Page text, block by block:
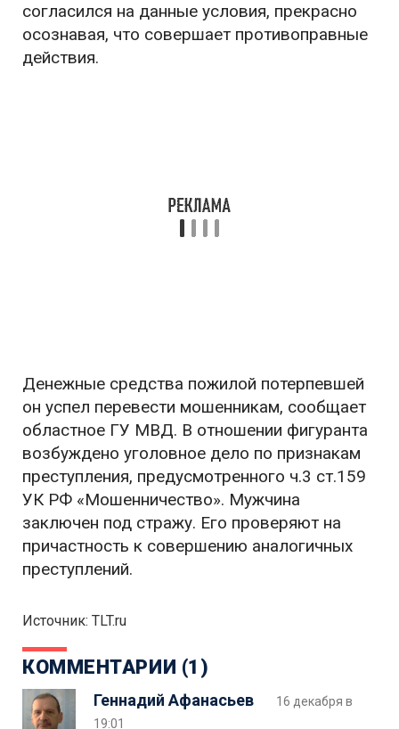
согласился на данные условия, прекрасно
осознавая, что совершает противоправные
действия.
Денежные средства пожилой потерпевшей
он успел перевести мошенникам, сообщает
областное ГУ МВД. В отношении фигуранта
возбуждено уголовное дело по признакам
преступления, предусмотренного ч.3 ст.159
УК РФ «Мошенничество». Мужчина
заключен под стражу. Его проверяют на
причастность к совершению аналогичных
преступлений.
Источник: TLT.ru
КОММЕНТАРИИ (1)
Геннадий Афанасьев
16 декабря в
19:01